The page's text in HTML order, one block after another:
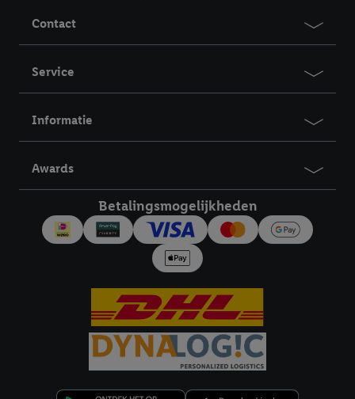
Contact
Service
Informatie
Awards
Betalingsmogelijkheden